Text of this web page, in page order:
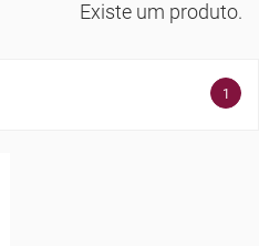
Existe um produto.
1